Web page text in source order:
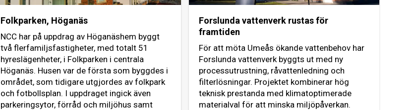
Folkparken, Höganäs
NCC har på uppdrag av Höganäshem byggt
två flerfamiljsfastigheter, med totalt 51
hyreslägenheter, i Folkparken i centrala
Höganäs. Husen var de första som byggdes i
området, som tidigare utgjordes av folkpark
och fotbollsplan. I uppdraget ingick även
parkeringsytor, förråd och miljöhus samt
Forslunda vattenverk rustas för
framtiden
För att möta Umeås ökande vattenbehov har
Forslunda vattenverk byggts ut med ny
processutrustning, råvattenledning och
filterlösningar. Projektet kombinerar hög
teknisk prestanda med klimatoptimerade
materialval för att minska miljöpåverkan.